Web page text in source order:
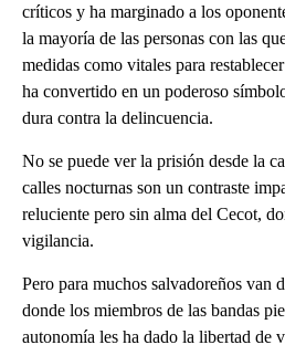
críticos y ha marginado a los
la mayoría de las personas con las
medidas como vitales para
ha convertido en un poderoso
dura contra la delincuencia.
No se puede ver la prisión desde la
calles nocturnas son un contraste
reluciente pero sin alma del Cecot,
vigilancia.
Pero para muchos salvadoreños van
donde los miembros de las bandas
autonomía les ha dado la libertad de